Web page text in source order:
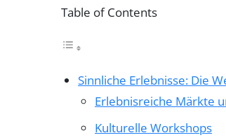
Table of Contents
Sinnliche Erlebnisse: Die
Erlebnisreiche Märkte
Kulturelle Workshops